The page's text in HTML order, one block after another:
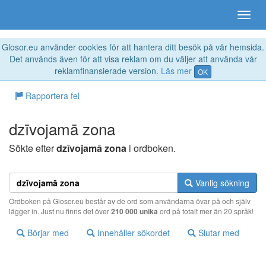
Glosor.eu använder cookies för att hantera ditt besök på vår hemsida.
Det används även för att visa reklam om du väljer att använda vår
reklamfinansierade version. Läs mer OK
Rapportera fel
dzīvojamā zona
Sökte efterdzīvojamā zona i ordboken.
Vanlig sökning
Ordboken på Glosor.eu består av de ord som användarna övar på och själv
lägger in. Just nu finns det över210 000 unika ord på totalt mer än 20 språk!
Börjar med Innehåller sökordet Slutar med